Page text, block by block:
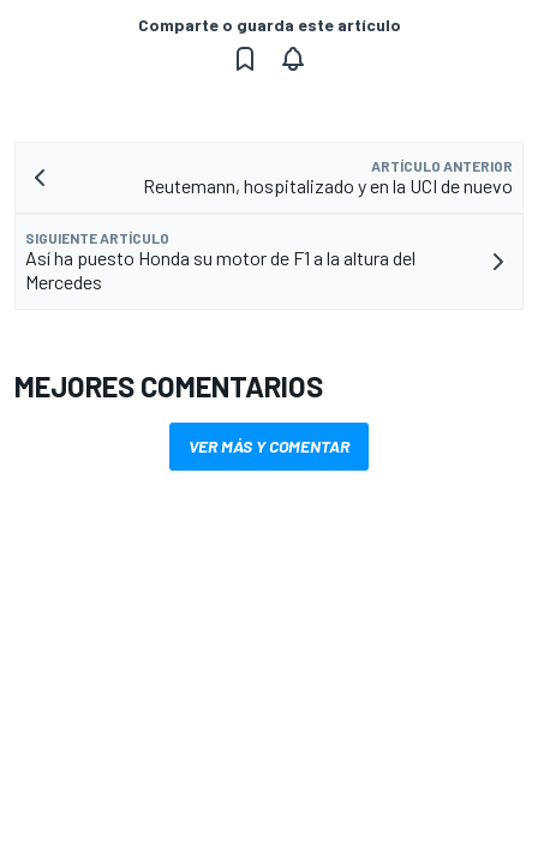
Comparte o guarda este artículo
ARTÍCULO ANTERIOR
Reutemann, hospitalizado y en la UCI de nuevo
SIGUIENTE ARTÍCULO
Así ha puesto Honda su motor de F1 a la altura del
Mercedes
MEJORES COMENTARIOS
VER MÁS Y COMENTAR